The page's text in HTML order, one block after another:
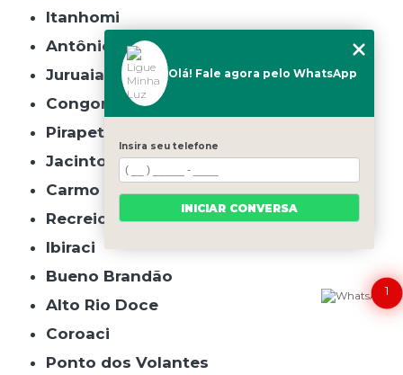
Itanhomi
Antônio Carlos
Juruaia
Congonhal
Pirapetinga
Jacinto
Carmo da Mata
Recreio
Ibiraci
Bueno Brandão
Alto Rio Doce
Coroaci
Ponto dos Volantes
1
Olá! Fale agora pelo WhatsApp
Insira seu telefone
INICIAR CONVERSA